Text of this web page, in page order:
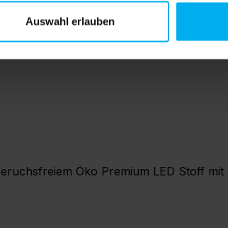
Auswahl erlauben
Öko Premium LED Stoff mit